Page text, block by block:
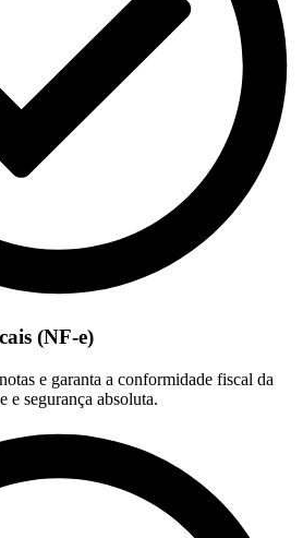
(NF-e)
e garanta a conformidade fiscal da
e segurança absoluta.